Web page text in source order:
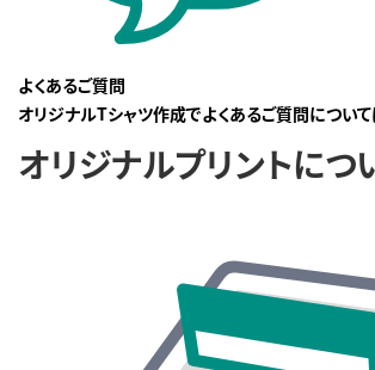
よくあるご質問
オリジナルTシャツ作成でよくあるご質問について
オリジナルプリントにつ